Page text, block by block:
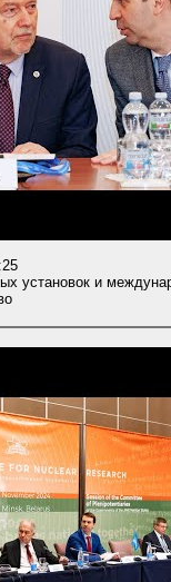
установок и